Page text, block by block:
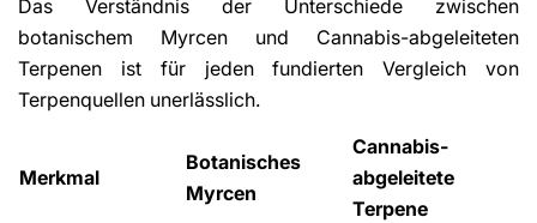
Das Verständnis der Unterschiede zwischen
botanischem Myrcen und Cannabis-abgeleiteten
Terpenen ist für jeden fundierten Vergleich von
Terpenquellen unerlässlich.
Merkmal
Botanisches
Myrcen
Cannabis-
abgeleitete
Terpene